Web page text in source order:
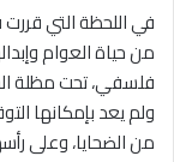
في اللحظة التي
من حياة العوام
فلسفي، تحت مظلة
ولم يعد بإمكانها
من الضحايا، وعلى